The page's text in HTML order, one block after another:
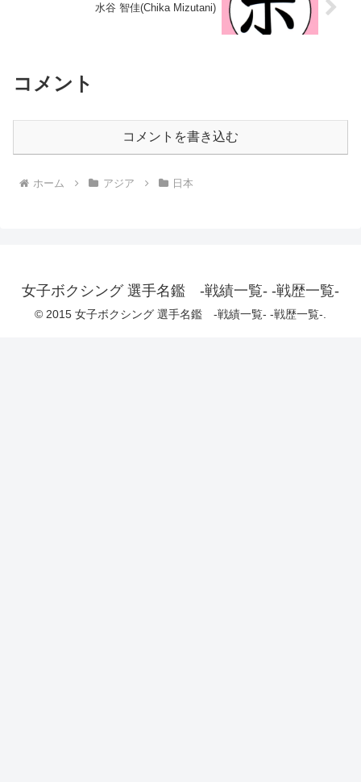
水谷 智佳(Chika Mizutani)
コメント
コメントを書き込む
ホーム アジア 日本
女子ボクシング 選手名鑑 -戦績一覧- -戦歴一覧-
© 2015 女子ボクシング 選手名鑑 -戦績一覧- -戦歴一覧-.